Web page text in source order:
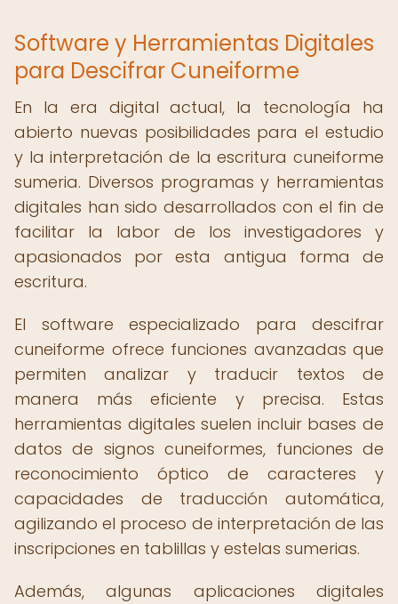
Software y Herramientas Digitales
para Descifrar Cuneiforme
En la era digital actual, la tecnología ha
abierto nuevas posibilidades para el estudio
y la interpretación de la escritura cuneiforme
sumeria. Diversos programas y herramientas
digitales han sido desarrollados con el fin de
facilitar la labor de los investigadores y
apasionados por esta antigua forma de
escritura.
El software especializado para descifrar
cuneiforme ofrece funciones avanzadas que
permiten analizar y traducir textos de
manera más eficiente y precisa. Estas
herramientas digitales suelen incluir bases de
datos de signos cuneiformes, funciones de
reconocimiento óptico de caracteres y
capacidades de traducción automática,
agilizando el proceso de interpretación de las
inscripciones en tablillas y estelas sumerias.
Además, algunas aplicaciones digitales